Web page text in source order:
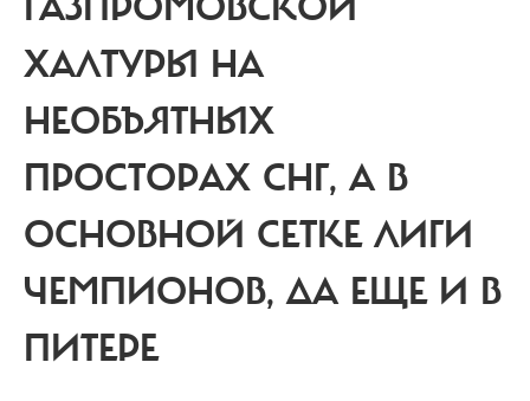
ХАЛТУРЫ НА
НЕОБЪЯТНЫХ
ПРОСТОРАХ СНГ, А В
ОСНОВНОЙ СЕТКЕ ЛИГИ
ЧЕМПИОНОВ, ДА ЕЩЕ И В
ПИТЕРЕ